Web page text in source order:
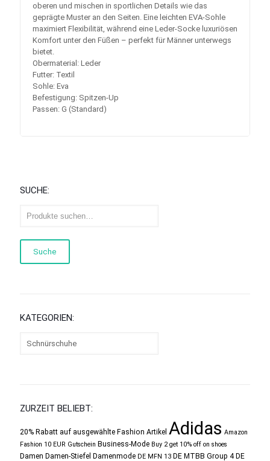
oberen und mischen in sportlichen Details wie das
geprägte Muster an den Seiten. Eine leichten EVA-Sohle
maximiert Flexibilität, während eine Leder-Socke luxuriösen
Komfort unter den Füßen – perfekt für Männer unterwegs
bietet.
Obermaterial: Leder
Futter: Textil
Sohle: Eva
Befestigung: Spitzen-Up
Passen: G (Standard)
SUCHE:
Suche
KATEGORIEN:
ZURZEIT BELIEBT:
20% Rabatt auf ausgewählte Fashion Artikel Adidas Amazon
Fashion 10 EUR Gutschein Business-Mode Buy 2 get 10% off on shoes
Damen Damen-Stiefel Damenmode DE MFN 13 DE MTBB Group 4 DE